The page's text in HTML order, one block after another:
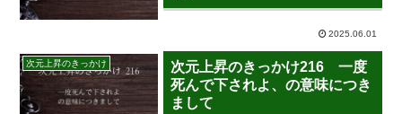
2025.06.01
次元上昇のきっかけ
次元上昇のきっかけ216 一度
死んで下されよ、の意味につき
まして